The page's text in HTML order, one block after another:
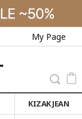
My Page
KIZAK JEAN